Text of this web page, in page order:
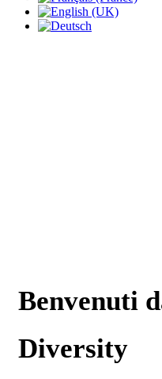
Benvenuti
Diversity